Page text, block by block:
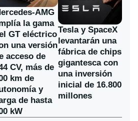
AMG
la gama
GT eléctrico
una versión
acceso de
CV, más de
km de
y
de hasta
kW
Tesla y SpaceX
levantarán una
fábrica de chips
gigantesca con
una inversión
inicial de 16.800
millones